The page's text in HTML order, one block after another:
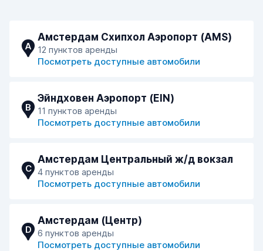
A
Амстердам Схипхол Аэропорт (AMS)
12 пунктов аренды
Посмотреть доступные автомобили
B
Эйндховен Аэропорт (EIN)
11 пунктов аренды
Посмотреть доступные автомобили
C
Амстердам Центральный ж/д вокзал
4 пунктов аренды
Посмотреть доступные автомобили
D
Амстердам (Центр)
6 пунктов аренды
Посмотреть доступные автомобили